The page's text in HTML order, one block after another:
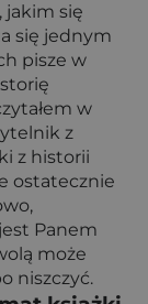
jakim się
się jednym
pisze w
w
z
z historii
ostatecznie
Panem
może
niszczyć.